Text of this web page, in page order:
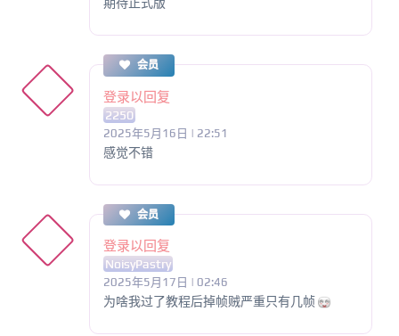
会员
登录以回复
2250
2025年5月16日 | 22:51
感觉不错
会员
登录以回复
NoisyPastry
2025年5月17日 | 02:46
为啥我过了教程后掉帧贼严重只有几帧